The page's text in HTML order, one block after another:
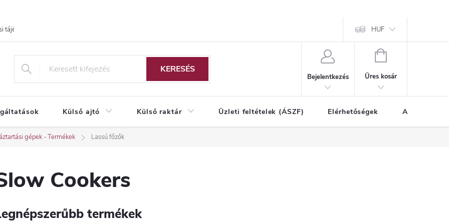
tájékoztató HUF
KERESÉS
Bejelentkezés
KOSÁR
Üres kosár
Külső ajtó Külső raktár Üzleti feltételek (ÁSZF) Elérhetőségek A vásárlás
gépek - Termékek Lassú főzők
Cookers
termékek